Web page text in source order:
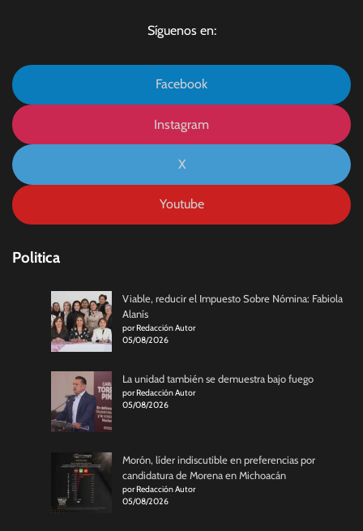
Síguenos en:
Facebook
Instagram
X
Youtube
Politica
Viable, reducir el Impuesto Sobre Nómina: Fabiola
Alanís
por Redacción Autor
05/08/2026
La unidad también se demuestra bajo fuego
por Redacción Autor
05/08/2026
Morón, líder indiscutible en preferencias por
candidatura de Morena en Michoacán
por Redacción Autor
05/08/2026